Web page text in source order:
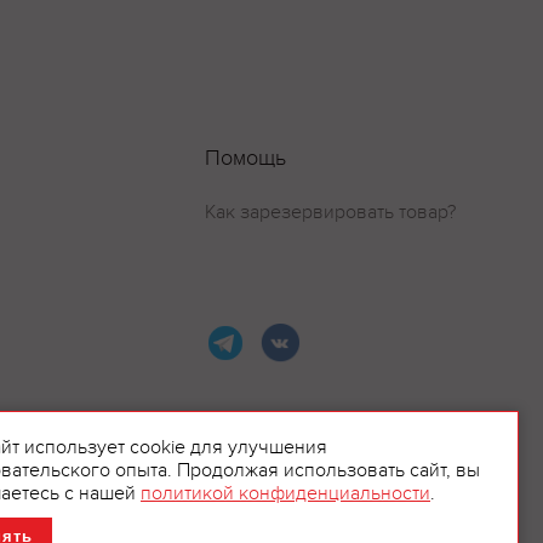
Помощь
Как зарезервировать товар?
использует cookie для улучшения
опыта. Продолжая использовать сайт, вы
с нашей политикой конфиденциальности.